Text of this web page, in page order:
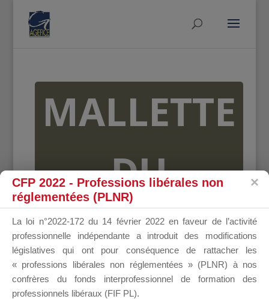
MALLETTE
DU
DIRIGEANT
Groupe Public
il y a un mois
CFP 2022 - Professions libérales non
réglementées (PLNR)
La loi n°2022-172 du 14 février 2022 en faveur de l’activité
professionnelle indépendante a introduit des modifications
législatives qui ont pour conséquence de rattacher les
« professions libérales non réglementées » (PLNR) à nos
confrères du fonds interprofessionnel de formation des
professionnels libéraux (FIF PL).